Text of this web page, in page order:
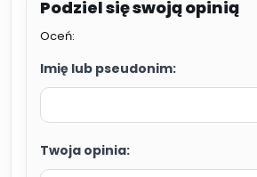
Oceń:
Imię lub pseudonim:
Twoja opinia: